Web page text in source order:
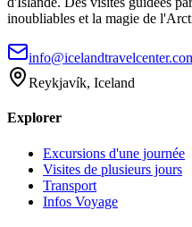
inoubliables et la magie de
Reykjavík, Iceland
Explorer
Excursions d'une journée
Visites de plusieurs jours
Transport
Infos Voyage